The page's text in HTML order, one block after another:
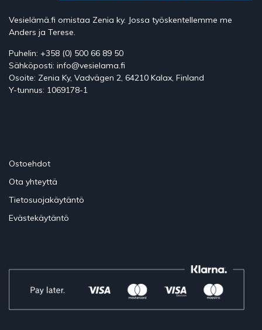
Vesielämä.fi omistaa Zenia ky. Jossa työskentellemme me
Anders ja Terese.
Puhelin: +358 (0) 500 66 89 50
Sähköposti: info@vesielama.fi
Osoite: Zenia Ky, Vadvägen 2, 64210 Kalax, Finland
Y-tunnus: 1069178-1
Ostoehdot
Ota yhteyttä
Tietosuojakäytäntö
Evästekäytäntö